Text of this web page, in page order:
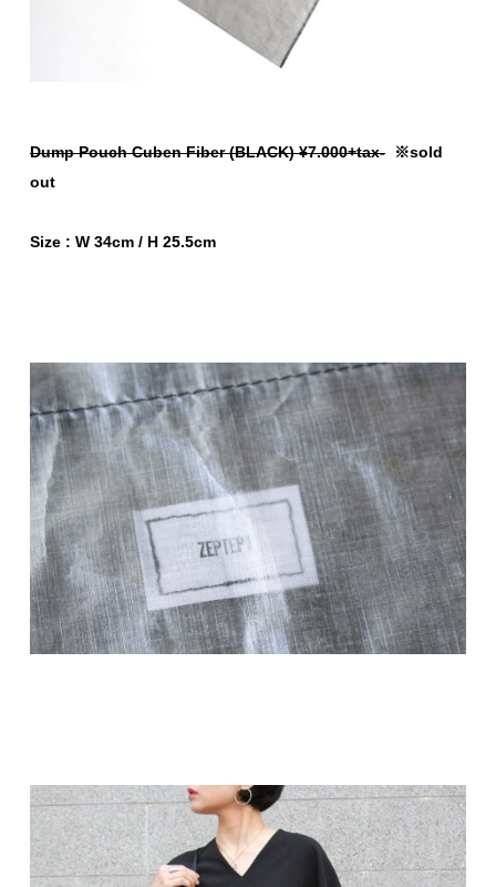
Dump Pouch Cuben Fiber (BLACK) ¥7.000+tax- ※sold
out
Size : W 34cm / H 25.5cm